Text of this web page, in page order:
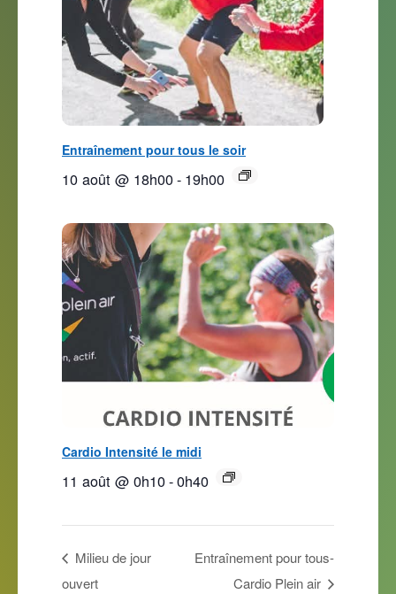
Entraînement pour tous le soir
10 août @ 18h00- 19h00
Cardio Intensité le midi
11 août @ 0h10-0h40
Milieu de jour
ouvert
Entraînement pour tous-
Cardio Plein air